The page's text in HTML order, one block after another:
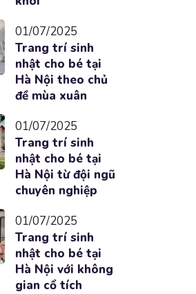
01/07/2025
Trang trí sinh
nhật cho bé tại
Hà Nội theo chủ
đề mùa xuân
01/07/2025
Trang trí sinh
nhật cho bé tại
Hà Nội từ đội ngũ
chuyên nghiệp
01/07/2025
Trang trí sinh
nhật cho bé tại
Hà Nội với không
gian cổ tích